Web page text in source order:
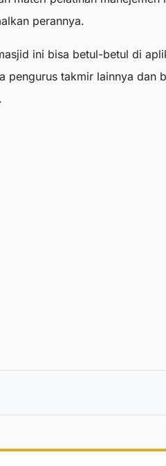
perannya.
ini bisa betul-betul di
pengurus takmir lainnya dan